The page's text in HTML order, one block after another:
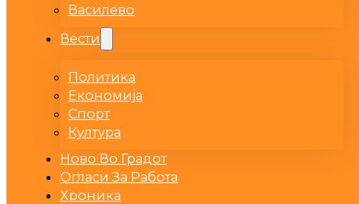
Василево
Вести
Политика
Економија
Спорт
Култура
Ново Во Градот
Огласи За Работа
Хроника